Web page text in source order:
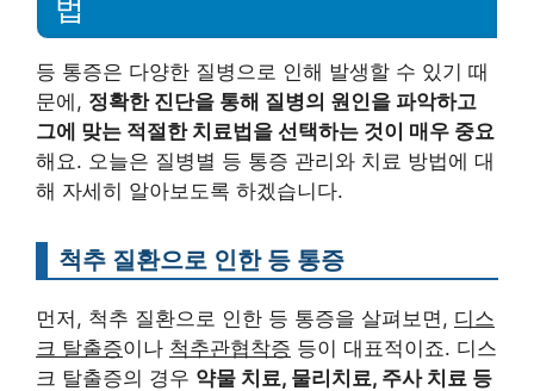
법
등 통증은 다양한 질병으로 인해 발생할 수 있기 때
문에, 정확한 진단을 통해 질병의 원인을 파악하고
그에 맞는 적절한 치료법을 선택하는 것이 매우 중요
해요. 오늘은 질병별 등 통증 관리와 치료 방법에 대
해 자세히 알아보도록 하겠습니다.
척추 질환으로 인한 등 통증
먼저, 척추 질환으로 인한 등 통증을 살펴보면, 디스
크 탈출증이나 척추관협착증 등이 대표적이죠. 디스
크 탈출증의 경우 약물 치료, 물리치료, 주사 치료 등